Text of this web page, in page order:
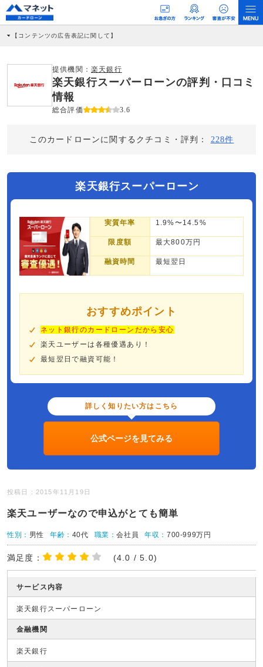
【コンテンツの広告表記に関して】
社に対して企業から紹介報酬が支払われるという収益モデルです。 ただし、特定の
商品を根拠なくPRするものではなく、当編集部の調査／ユーザーへの口コミ収集な
どに基づき、公平性を担保した情報提供を行っています。
提供機関： 楽天銀行
楽天銀行スーパーローンの評判・口コミ
情報
総合評価 3.6
このカードローンに関するクチコミ・評判： 228件
楽天銀行スーパーローン
実質年率 1.9%〜14.5%
限度額 最大800万円
融資時間 最短翌日
おすすめポイント
ネット銀行のカードローンだから安心
楽天ユーザーは各種優遇あり！
最短翌日で融資可能！
詳しく知りたい方はこちら
公式ページを見てみる
投稿日：2015年11月19日
楽天ユーザーなので申込がとても簡単
性別： 男性 年齢： 40代 職業：会社員 年収：700-999万円
満足度： (4.0 / 5.0)
サービス内容
楽天銀行スーパーローン
金融機関
楽天銀行